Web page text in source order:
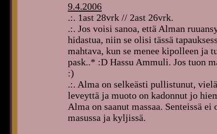
9.4.2006
.:. 1ast 28vrk // 2ast 26vrk.
.:. Jos voisi sanoa, että Alman
hidastua, niin se olisi tässä
mahtava, kun se menee kipolleen
pask..* :D Hassu Ammuli. Jos tuon
:)
.:. Alma on selkeästi pullistunut,
leveyttä ja muoto on kadonnut jo
Alma on saanut massaa. Senteissä
masussa ja kyljissä.